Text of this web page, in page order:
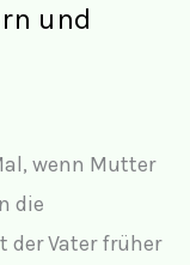
und
wenn Mutter
die
der Vater früher